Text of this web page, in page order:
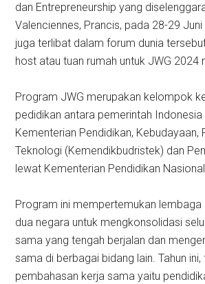
dan Entrepreneurship yang
Valenciennes, Prancis, pada 28-29
juga terlibat dalam forum dunia
host atau tuan rumah untuk JWG 2024
Program JWG merupakan kelompok
pedidikan antara pemerintah
Kementerian Pendidikan, Kebudayaan,
Teknologi (Kemendikbudristek) dan
lewat Kementerian Pendidikan
Program ini mempertemukan lembaga
dua negara untuk mengkonsolidasi
sama yang tengah berjalan dan
sama di berbagai bidang lain. Tahun ini,
pembahasan kerja sama yaitu